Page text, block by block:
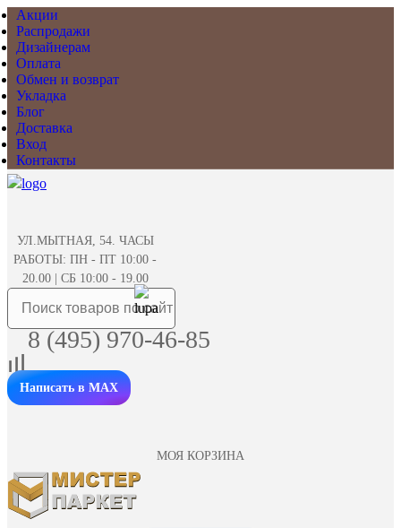
Акции
Распродажи
Дизайнерам
Оплата
Обмен и возврат
Укладка
Блог
Доставка
Вход
Контакты
УЛ.МЫТНАЯ, 54. ЧАСЫ
РАБОТЫ: ПН - ПТ 10:00 -
20.00 | СБ 10:00 - 19.00
8 (495) 970-46-85
Написать в MAX
МОЯ КОРЗИНА